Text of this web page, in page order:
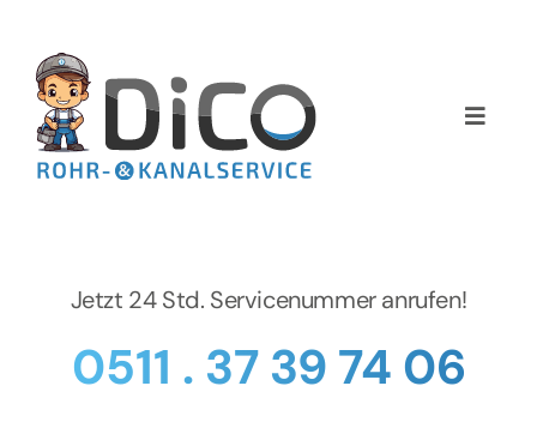
springen
Toggle
Home
Jetzt 24 Std. Servicenummer anrufen!
0511 . 37 39 74 06